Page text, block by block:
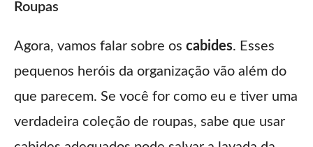
Roupas
Agora, vamos falar sobre os cabides. Esses
pequenos heróis da organização vão além do
que parecem. Se você for como eu e tiver uma
verdadeira coleção de roupas, sabe que usar